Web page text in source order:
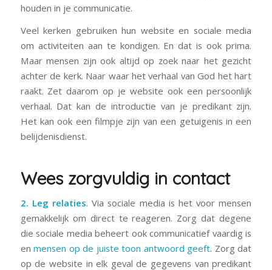
houden in je communicatie.
Veel kerken gebruiken hun website en sociale media
om activiteiten aan te kondigen. En dat is ook prima.
Maar mensen zijn ook altijd op zoek naar het gezicht
achter de kerk. Naar waar het verhaal van God het hart
raakt. Zet daarom op je website ook een persoonlijk
verhaal. Dat kan de introductie van je predikant zijn.
Het kan ook een filmpje zijn van een getuigenis in een
belijdenisdienst.
Wees zorgvuldig in contact
2. Leg relaties. Via sociale media is het voor mensen
gemakkelijk om direct te reageren. Zorg dat degene
die sociale media beheert ook communicatief vaardig is
enmensen op de juiste toon antwoord geeft. Zorg dat
op de website in elk geval de gegevens van predikant